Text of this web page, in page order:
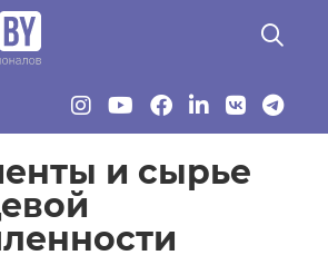
содержанию
и сырье